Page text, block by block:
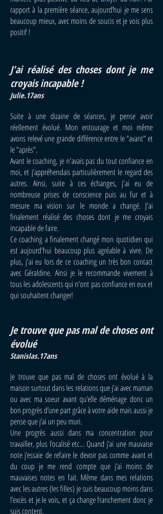
rapport à la première séance, aujourd’hui je me sens
beaucoup mieux, avec moins de soucis et je vois plus
positif !
J'ai réalisé des choses dont je me
croyais incapable !
Julie.17ans
Suite à une dizaine de séances, je pense avoir
réellement évolué. Mon entourage et moi même
avons relevé une grande différence entre le "avant" et
le "après".
Avant le coaching, je n'avais pas du tout confiance en
moi, et j’appréhendais particulièrement le regard des
autres. Ainsi, suite à ces échanges, j'ai eu de
nombreuse prises de conscience puis au fur et à
mesure ma vision sur le monde a changé. J'ai
finalement réalisé des choses dont je me croyais
incapable de faire.
Ce coaching a finalement changé mon quotidien qui
est aujourd'hui beaucoup plus agréable à vivre. De
plus, j'ai eu lors de ce coaching un très bon contact
avec Géraldine. Ainsi je le recommande vivement à
tous les adolescents qui n'ont pas confiance en eux et
qui souhaitent changer!
Je trouve que pas mal de choses ont
évolué
Stanislas.17ans
Je trouve que pas mal de choses ont évolué à la
maison surtout dans les relations que j’ai avec maman
ou avec ma soeur avant qu’elle déménage donc un
bon progrès d’une part grâce à votre aide mais aussi je
pense que j’ai un peu muri.
Une progrès aussi dans ma concentration pour
travailler, plus focalisé etc… Quand j’ai une mauvaise
note j’essaie de refaire le devoir pas comme avant et
du coup je me rend compte que j’ai moins de
mauvaises notes en fait. Même dans mes relations
avec les autres (les filles) je suis beaucoup moins dans
l’excès et je le vois, et ça change franchement donc je
suis content.